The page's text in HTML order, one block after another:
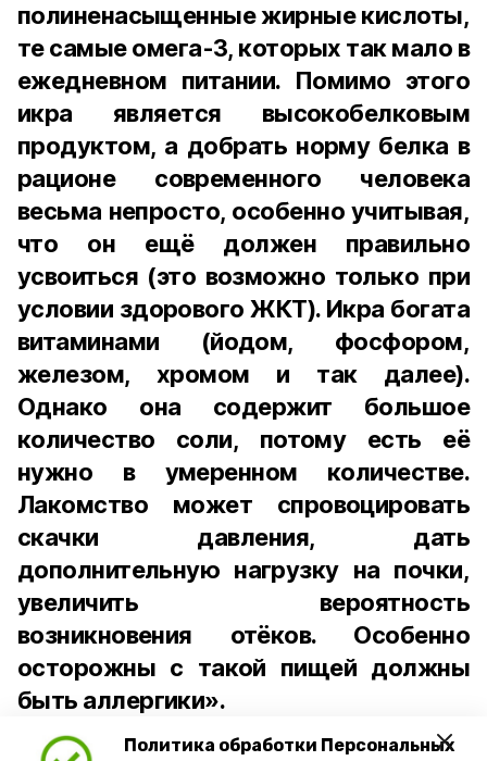
Политика обработки Персональных
полиненасыщенные жирные кислоты,
те самые омега-3, которых так мало в
ежедневном питании. Помимо этого
икра является высокобелковым
продуктом, а добрать норму белка в
рационе современного человека
весьма непросто, особенно учитывая,
что он ещё должен правильно
усвоиться (это возможно только при
условии здорового ЖКТ). Икра богата
витаминами (йодом, фосфором,
железом, хромом и так далее).
Однако она содержит большое
количество соли, потому есть её
нужно в умеренном количестве.
Лакомство может спровоцировать
скачки давления, дать
дополнительную нагрузку на почки,
увеличить вероятность
возникновения отёков. Особенно
осторожны с такой пищей должны
быть аллергики».
Для взрослого человека безопасной